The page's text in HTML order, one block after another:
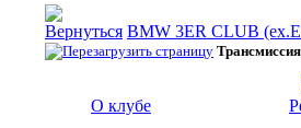
BMW 3ER CLUB
Трансмиссия
О клубе